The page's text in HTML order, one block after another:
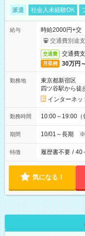
派遣 社会人未経験OK
給与
時給2000円+交
交通費別途
交通費 交通費
月収例 30万円～
勤務地
東京都新宿区
四ツ谷駅から徒
インターネ
勤務時間 10:00～19:00
期間 10/01～長期 ※
特徴 履歴書不要 / 40
気になる！